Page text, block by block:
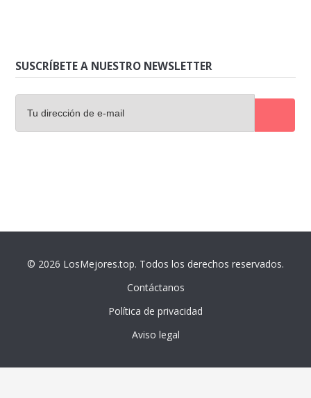
SUSCRÍBETE A NUESTRO NEWSLETTER
© 2026 LosMejores.top. Todos los derechos reservados.
Contáctanos
Política de privacidad
Aviso legal